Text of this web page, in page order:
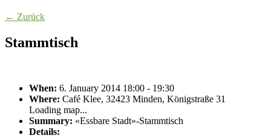
← Zurück
Stammtisch
When: 6. January 2014 18:00 - 19:30
Where: Café Klee, 32423 Minden, Königstraße 31
Loading map...
Summary: «Essbare Stadt»-Stammtisch
Details: